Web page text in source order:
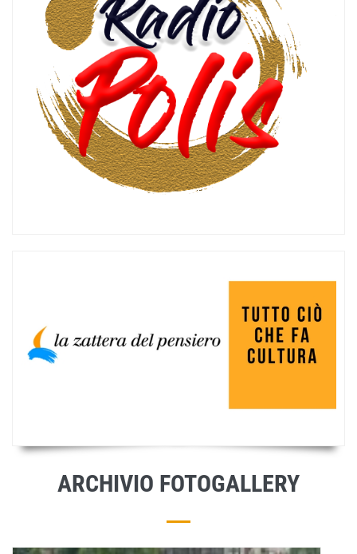
ARCHIVIO FOTOGALLERY